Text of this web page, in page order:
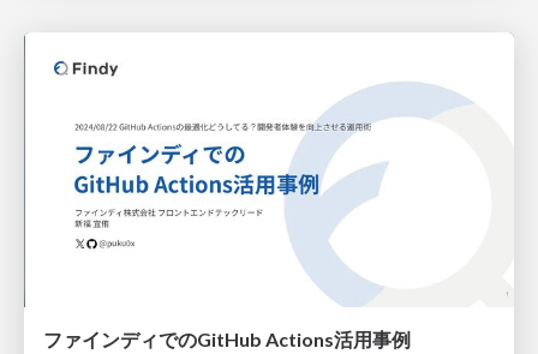
ファインディでのGitHub Actions活用事例